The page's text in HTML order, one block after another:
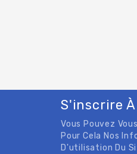
S'inscrire
Vous Pouvez
Pour Cela Nos
D'utilisation Du